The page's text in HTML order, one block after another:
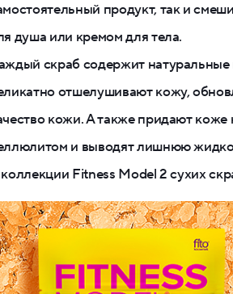
продукт, так и
душа или кремом для тела.
скраб содержит
отшелушивают кожу,
кожи. А также придают коже
и выводят лишнюю
Fitness Model 2 сухих